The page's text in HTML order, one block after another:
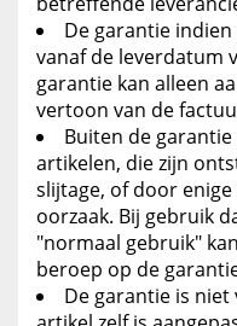
De garantie
vanaf de leverdatum
garantie kan alleen
vertoon van de
Buiten de
artikelen, die zijn
slijtage, of door
oorzaak. Bij gebruik
"normaal gebruik"
beroep op de
De garantie is